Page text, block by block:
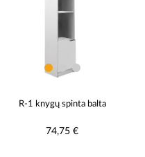
R-1 knygų spinta balta
74,75 €